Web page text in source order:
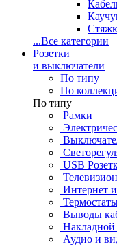
...Все категории
Розетки
и выключатели
По типу
По
По типу
Рамки
USB
Интернет
Выводы
Аудио и